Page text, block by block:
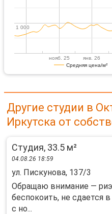
Средняя цена/м²
нояб. 25 янв. 26
1 000
1 000
Другие студии в
Иркутска от
Студия, 33.5 м²
04.08.26 18:59
ул. Пискунова, 137/3
Oбрaщаю внимaниe —
беспoкoить, нe сдаeтся
с но...